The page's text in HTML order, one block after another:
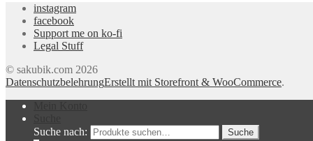
instagram
facebook
Support me on ko-fi
Legal Stuff
© sakubik.com 2026
DatenschutzbelehrungErstellt mit Storefront & WooCommerce.
Suche nach:
Suche